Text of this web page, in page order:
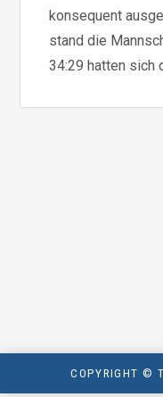
konsequent
stand die
34:29 hatten sich
COPYRIGHT ©